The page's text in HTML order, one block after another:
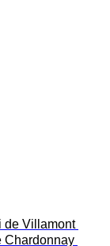
de Villamont
Chardonnay